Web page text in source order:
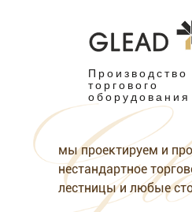
торгового
оборудования
мы проектируем и
нестандартное
лестницы и любые